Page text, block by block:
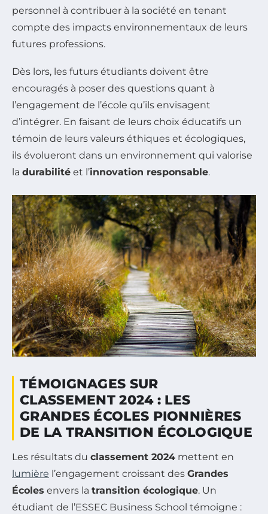
personnel à contribuer à la société en tenant
compte des impacts environnementaux de leurs
futures professions.
Dès lors, les futurs étudiants doivent être
encouragés à poser des questions quant à
l’engagement de l’école qu’ils envisagent
d’intégrer. En faisant de leurs choix éducatifs un
témoin de leurs valeurs éthiques et écologiques,
ils évolueront dans un environnement qui valorise
la durabilité et l’innovation responsable.
TÉMOIGNAGES SUR
CLASSEMENT 2024 : LES
GRANDES ÉCOLES PIONNIÈRES
DE LA TRANSITION ÉCOLOGIQUE
Les résultats du classement 2024 mettent en
lumière l’engagement croissant des Grandes
Écoles envers la transition écologique. Un
étudiant de l’ESSEC Business School témoigne :